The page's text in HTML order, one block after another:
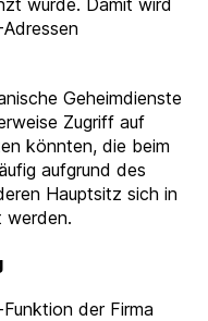
wurde. Damit wird
Geheimdienste
Zugriff auf
könnten, die beim
aufgrund des
Hauptsitz sich in
werden.
der Firma